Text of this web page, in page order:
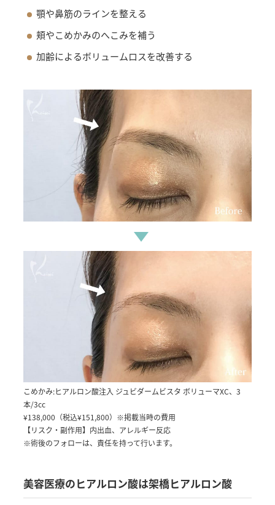
顎や鼻筋のラインを整える
頬やこめかみのへこみを補う
加齢によるボリュームロスを改善する
こめかみ:ヒアルロン酸注入 ジュビダームビスタ ボリューマXC、3
本/3cc
¥138,000（税込¥151,800） ※掲載当時の費用
【リスク・副作用】内出血、アレルギー反応
※術後のフォローは、責任を持って行います。
美容医療のヒアルロン酸は架橋ヒアルロン酸